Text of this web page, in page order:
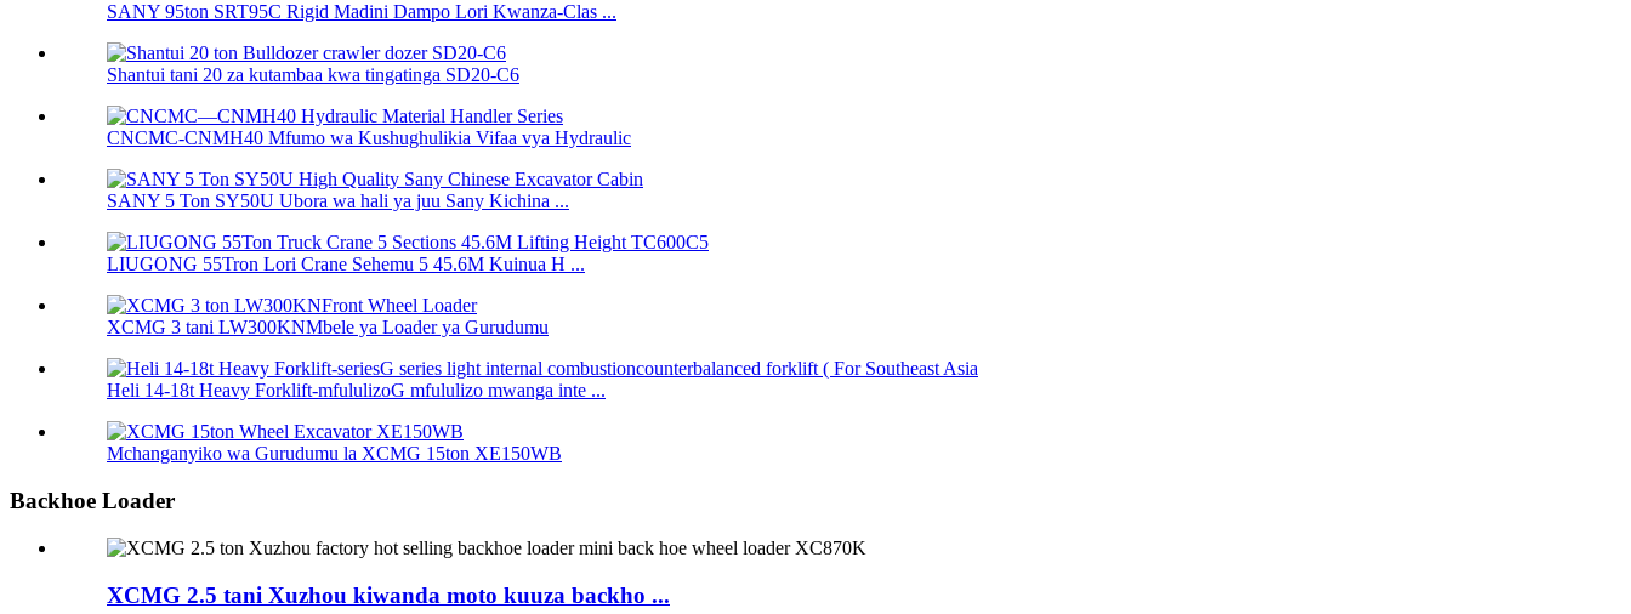
SANY 95ton SRT95C Rigid Madini Dampo Lori Kwanza-Clas ...
Shantui tani 20 za kutambaa kwa tingatinga SD20-C6
CNCMC-CNMH40 Mfumo wa Kushughulikia Vifaa vya Hydraulic
SANY 5 Ton SY50U Ubora wa hali ya juu Sany Kichina ...
LIUGONG 55Tron Lori Crane Sehemu 5 45.6M Kuinua H ...
XCMG 3 tani LW300KNMbele ya Loader ya Gurudumu
Heli 14-18t Heavy Forklift-mfululizoG mfululizo mwanga inte ...
Mchanganyiko wa Gurudumu la XCMG 15ton XE150WB
Backhoe Loader
XCMG 2.5 tani Xuzhou kiwanda moto kuuza backho ...